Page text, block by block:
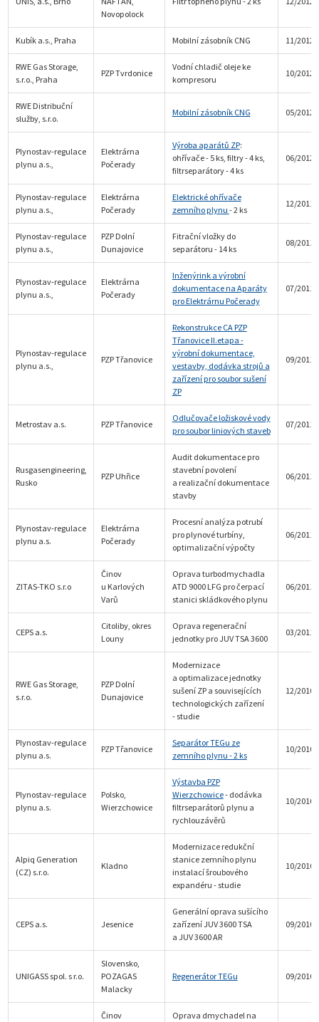
Novopolock
Kubík a.s., Praha Mobilní zásobník CNG 11/2012
RWE Gas Storage,
s.r.o., Praha
PZP Tvrdonice
Vodní chladič oleje ke
kompresoru
10/2012
RWE Distribuční
služby, s.r.o.
Mobilní zásobník CNG 05/2012
Plynostav-regulace
plynu a.s.,
Elektrárna
Počerady
Výroba aparátů ZP:
ohřívače - 5 ks, filtry - 4 ks,
filtrseparátory - 4 ks
06/2012
Plynostav-regulace
plynu a.s.,
Elektrárna
Počerady
Elektrické ohřívače
zemního plynu - 2 ks
12/2011
Plynostav-regulace
plynu a.s.,
PZP Dolní
Dunajovice
Fitrační vložky do
separátoru - 14 ks
08/2011
Plynostav-regulace
plynu a.s.,
Elektrárna
Počerady
Inženýrink a výrobní
dokumentace na Aparáty
pro Elektrárnu Počerady
07/2011
Plynostav-regulace
plynu a.s.,
PZP Třanovice
Rekonstrukce CA PZP
Třanovice II.etapa -
výrobní dokumentace,
vestavby, dodávka strojů a
zařízení pro soubor sušení
ZP
09/2011
Metrostav a.s. PZP Třanovice
Odlučovače ložiskové vody
pro soubor liniových staveb
07/2011
Rusgasengineering,
Rusko
PZP Uhřice
Audit dokumentace pro
stavební povolení
a realizační dokumentace
stavby
06/2011
Plynostav-regulace
plynu a.s.
Elektrárna
Počerady
Procesní analýza potrubí
pro plynové turbíny,
optimalizační výpočty
06/2011
ZITAS-TKO s.r.o
Činov
u Karlových
Varů
Oprava turbodmychadla
ATD 9000 LFG pro čerpací
stanici skládkového plynu
06/2011
CEPS a.s.
Citoliby, okres
Louny
Oprava regenerační
jednotky pro JUV TSA 3600
03/2011
RWE Gas Storage,
s.r.o.
PZP Dolní
Dunajovice
Modernizace
a optimalizace jednotky
sušení ZP a souvisejících
technologických zařízení
- studie
12/2010
Plynostav-regulace
plynu a.s.
PZP Třanovice
Separátor TEGu ze
zemního plynu - 2 ks
10/2010
Plynostav-regulace
plynu a.s.
Polsko,
Wierzchowice
Výstavba PZP
Wierzchowice- dodávka
filtrseparátorů plynu a
rychlouzávěrů
10/2010
Alpiq Generation
(CZ) s.r.o.
Kladno
Modernizace redukční
stanice zemního plynu
instalací šroubového
expandéru - studie
10/2010
CEPS a.s. Jesenice
Generální oprava sušícího
zařízení JUV 3600 TSA
a JUV 3600 AR
09/2010
UNIGASS spol. s r.o.
Slovensko,
POZAGAS
Malacky
Regenerátor TEGu 09/2010
Činov
Oprava dmychadel na